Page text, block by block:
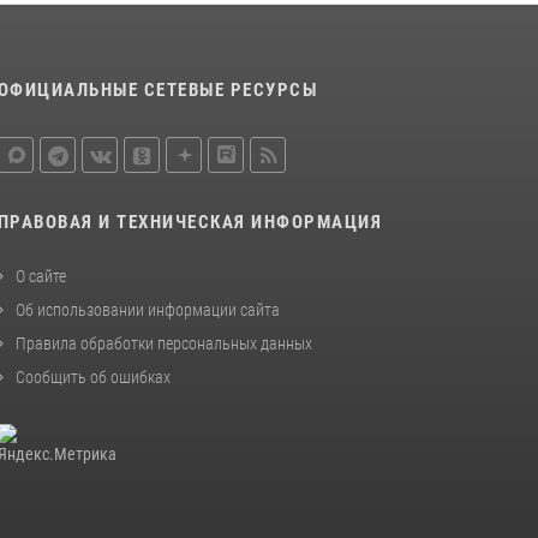
скорой помощи (видео)
В Росгвардии прошла военно-научная
СЕТЕВЫЕ РЕСУРСЫ
ПРАВОВАЯ И ТЕХНИЧЕСКАЯ ИНФОРМАЦИЯ
О сайте
Об использовании информации сайта
Правила обработки персональных данных
Сообщить об ошибках